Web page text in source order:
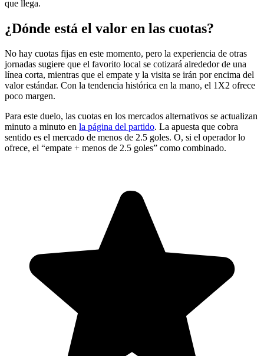
que llega.
¿Dónde está el valor en las cuotas?
No hay cuotas fijas en este momento, pero la experiencia de otras
jornadas sugiere que el favorito local se cotizará alrededor de una
línea corta, mientras que el empate y la visita se irán por encima del
valor estándar. Con la tendencia histórica en la mano, el 1X2 ofrece
poco margen.
Para este duelo, las cuotas en los mercados alternativos se actualizan
minuto a minuto en la página del partido. La apuesta que cobra
sentido es el mercado de menos de 2.5 goles. O, si el operador lo
ofrece, el “empate + menos de 2.5 goles” como combinado.